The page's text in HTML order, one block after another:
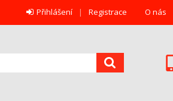
O nás
Přihlášení Registrace